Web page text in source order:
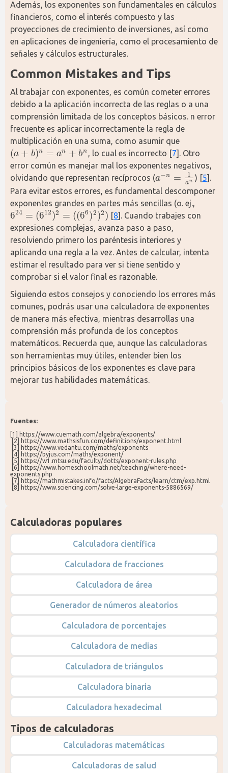
Además, los exponentes son fundamentales en cálculos
financieros, como el interés compuesto y las
proyecciones de crecimiento de inversiones, así como
en aplicaciones de ingeniería, como el procesamiento de
señales y cálculos estructurales.
Common Mistakes and Tips
Al trabajar con exponentes, es común cometer errores
debido a la aplicación incorrecta de las reglas o a una
comprensión limitada de los conceptos básicos. n error
frecuente es aplicar incorrectamente la regla de
multiplicación en una suma, como asumir que
(a + b)n = an + bn
(a+b) n=a n+b n , lo cual es incorrecto [7]. Otro
error común es manejar mal los exponentes negativos,
olvidando que representan recíprocos (a−n = 1
an
a− n= 1a n ) [5].
Para evitar estos errores, es fundamental descomponer
exponentes grandes en partes más sencillas (o. ej.,
624 = (612)2 = ((66)2)2)
624 =(6 12)2 =( 66 2)2) [8]. Cuando trabajes con
expresiones complejas, avanza paso a paso,
resolviendo primero los paréntesis interiores y
aplicando una regla a la vez. Antes de calcular, intenta
estimar el resultado para ver si tiene sentido y
comprobar si el valor final es razonable.
Siguiendo estos consejos y conociendo los errores más
comunes, podrás usar una calculadora de exponentes
de manera más efectiva, mientras desarrollas una
comprensión más profunda de los conceptos
matemáticos. Recuerda que, aunque las calculadoras
son herramientas muy útiles, entender bien los
principios básicos de los exponentes es clave para
mejorar tus habilidades matemáticas.
Fuentes:
[1] https://www.cuemath.com/algebra/exponents/
[2] https://www.mathsisfun.com/definitions/exponent.html
[3] https://www.vedantu.com/maths/exponents
[4] https://byjus.com/maths/exponent/
[5] https://w1.mtsu.edu/faculty/dotts/exponent-rules.php
exponents.php
[7] https://mathmistakes.info/facts/AlgebraFacts/learn/ctm/exp.html
[8] https://www.sciencing.com/solve-large-exponents-5886569/
Calculadoras populares
Calculadora científica
Calculadora de fracciones
Calculadora de área
Generador de números aleatorios
Calculadora de porcentajes
Calculadora de medias
Calculadora de triángulos
Calculadora binaria
Calculadora hexadecimal
Tipos de calculadoras
Calculadoras matemáticas
Calculadoras de salud